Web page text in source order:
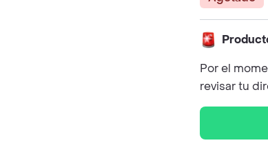
Por el
revisar tu